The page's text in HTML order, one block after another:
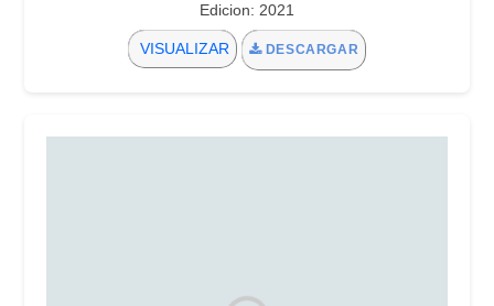
Edicion: 2021
VISUALIZAR DESCARGAR